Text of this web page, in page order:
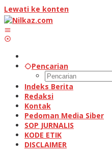
Lewati ke konten
Pencarian
Indeks Berita
Redaksi
Kontak
Pedoman Media Siber
SOP JURNALIS
KODE ETIK
DISCLAIMER